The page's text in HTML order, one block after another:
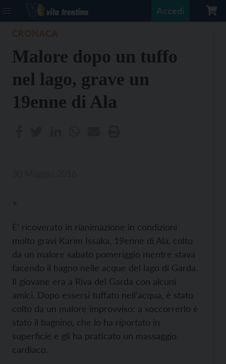
Accedi
Malore dopo un tuffo
nel lago, grave un
19enne di Ala
>
E’ ricoverato in rianimazione in condizioni
molto gravi Karim Issaka, 19enne di Ala, colto
da un malore sabato pomeriggio mentre stava
facendo il bagno nelle acque del lago di Garda.
Il giovane era a Riva del Garda con alcuni
amici. Dopo essersi tuffato nell’acqua, è stato
colto da un malore improvviso: a soccorrerlo è
stato il bagnino, che lo ha riportato in
superficie e gli ha praticato un massaggio
cardiaco.